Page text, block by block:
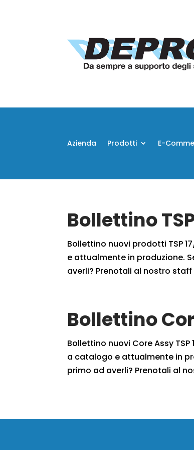
Azienda Prodotti E-
Bollettino
Bollettino nuovi prodotti TSP
e attualmente in produzione.
averli? Prenotali al nostro
Bollettino
Bollettino nuovi Core Assy
a catalogo e attualmente in
primo ad averli? Prenotali al